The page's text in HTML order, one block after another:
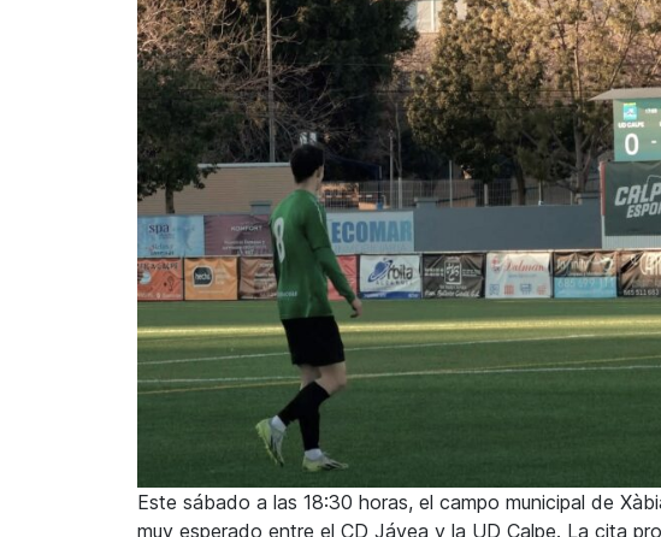
Este sábado a las 18:30 horas, el campo municipal de
muy esperado entre el CD Jávea y la UD Calpe. La cita